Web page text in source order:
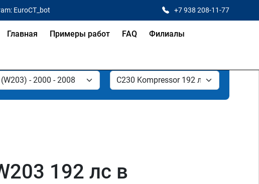
EuroCT_bot +7 938 208-11-77
Главная Примеры работ FAQ Филиалы
192 лс в